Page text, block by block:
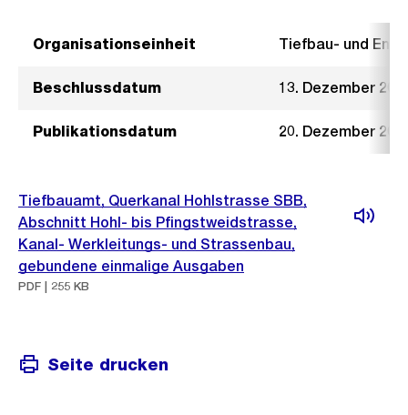
Organisationseinheit Tiefbau- und
Beschlussdatum 13. Dezember
Publikationsdatum 20. Dezember
Tiefbauamt, Querkanal Hohlstrasse SBB,
Abschnitt Hohl- bis Pfingstweidstrasse,
Kanal- Werkleitungs- und Strassenbau,
gebundene einmalige Ausgaben
PDF | 255 KB
Seite drucken